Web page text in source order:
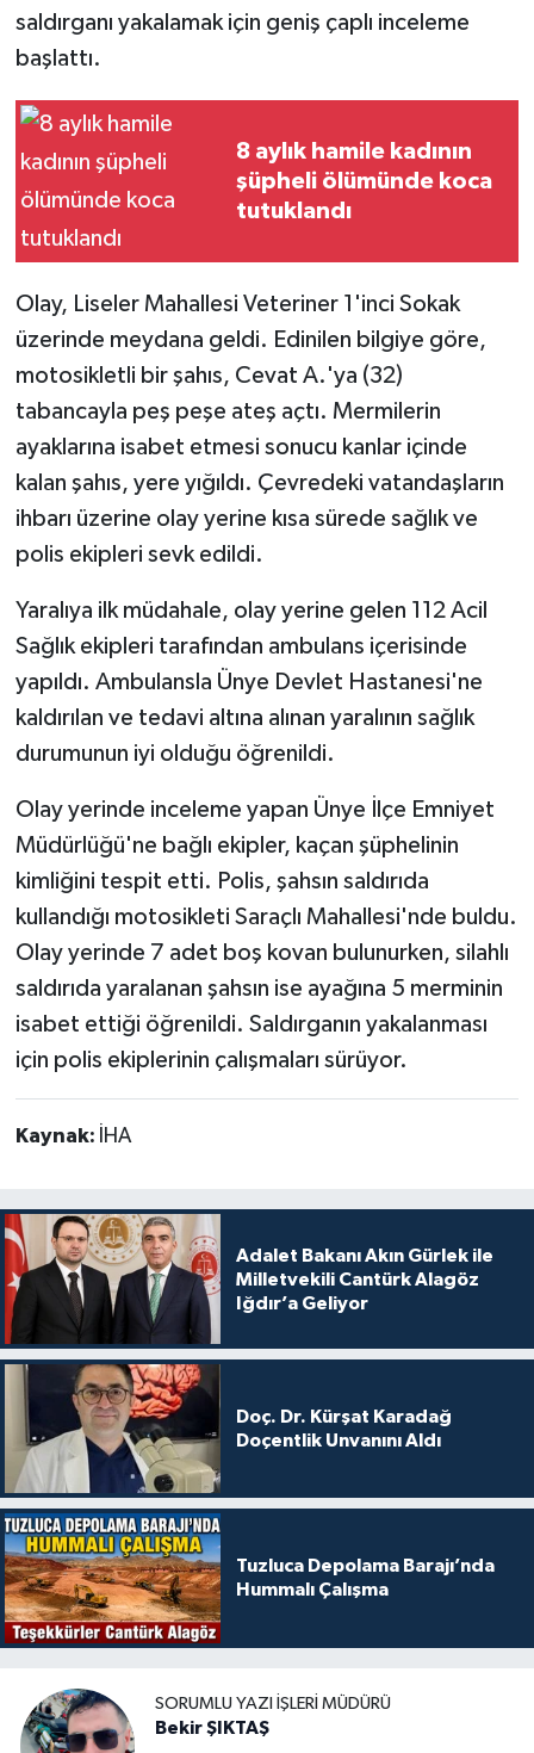
saldırganı yakalamak için geniş çaplı inceleme
başlattı.
8 aylık hamile kadının
şüpheli ölümünde koca
tutuklandı
Olay, Liseler Mahallesi Veteriner 1'inci Sokak
üzerinde meydana geldi. Edinilen bilgiye göre,
motosikletli bir şahıs, Cevat A.'ya (32)
tabancayla peş peşe ateş açtı. Mermilerin
ayaklarına isabet etmesi sonucu kanlar içinde
kalan şahıs, yere yığıldı. Çevredeki vatandaşların
ihbarı üzerine olay yerine kısa sürede sağlık ve
polis ekipleri sevk edildi.
Yaralıya ilk müdahale, olay yerine gelen 112 Acil
Sağlık ekipleri tarafından ambulans içerisinde
yapıldı. Ambulansla Ünye Devlet Hastanesi'ne
kaldırılan ve tedavi altına alınan yaralının sağlık
durumunun iyi olduğu öğrenildi.
Olay yerinde inceleme yapan Ünye İlçe Emniyet
Müdürlüğü'ne bağlı ekipler, kaçan şüphelinin
kimliğini tespit etti. Polis, şahsın saldırıda
kullandığı motosikleti Saraçlı Mahallesi'nde buldu.
Olay yerinde 7 adet boş kovan bulunurken, silahlı
saldırıda yaralanan şahsın ise ayağına 5 merminin
isabet ettiği öğrenildi. Saldırganın yakalanması
için polis ekiplerinin çalışmaları sürüyor.
Kaynak: İHA
Adalet Bakanı Akın Gürlek ile
Milletvekili Cantürk Alagöz
Iğdır’a Geliyor
Doç. Dr. Kürşat Karadağ
Doçentlik Unvanını Aldı
Tuzluca Depolama Barajı’nda
Hummalı Çalışma
SORUMLU YAZI İŞLERI MÜDÜRÜ
Bekir ŞIKTAŞ